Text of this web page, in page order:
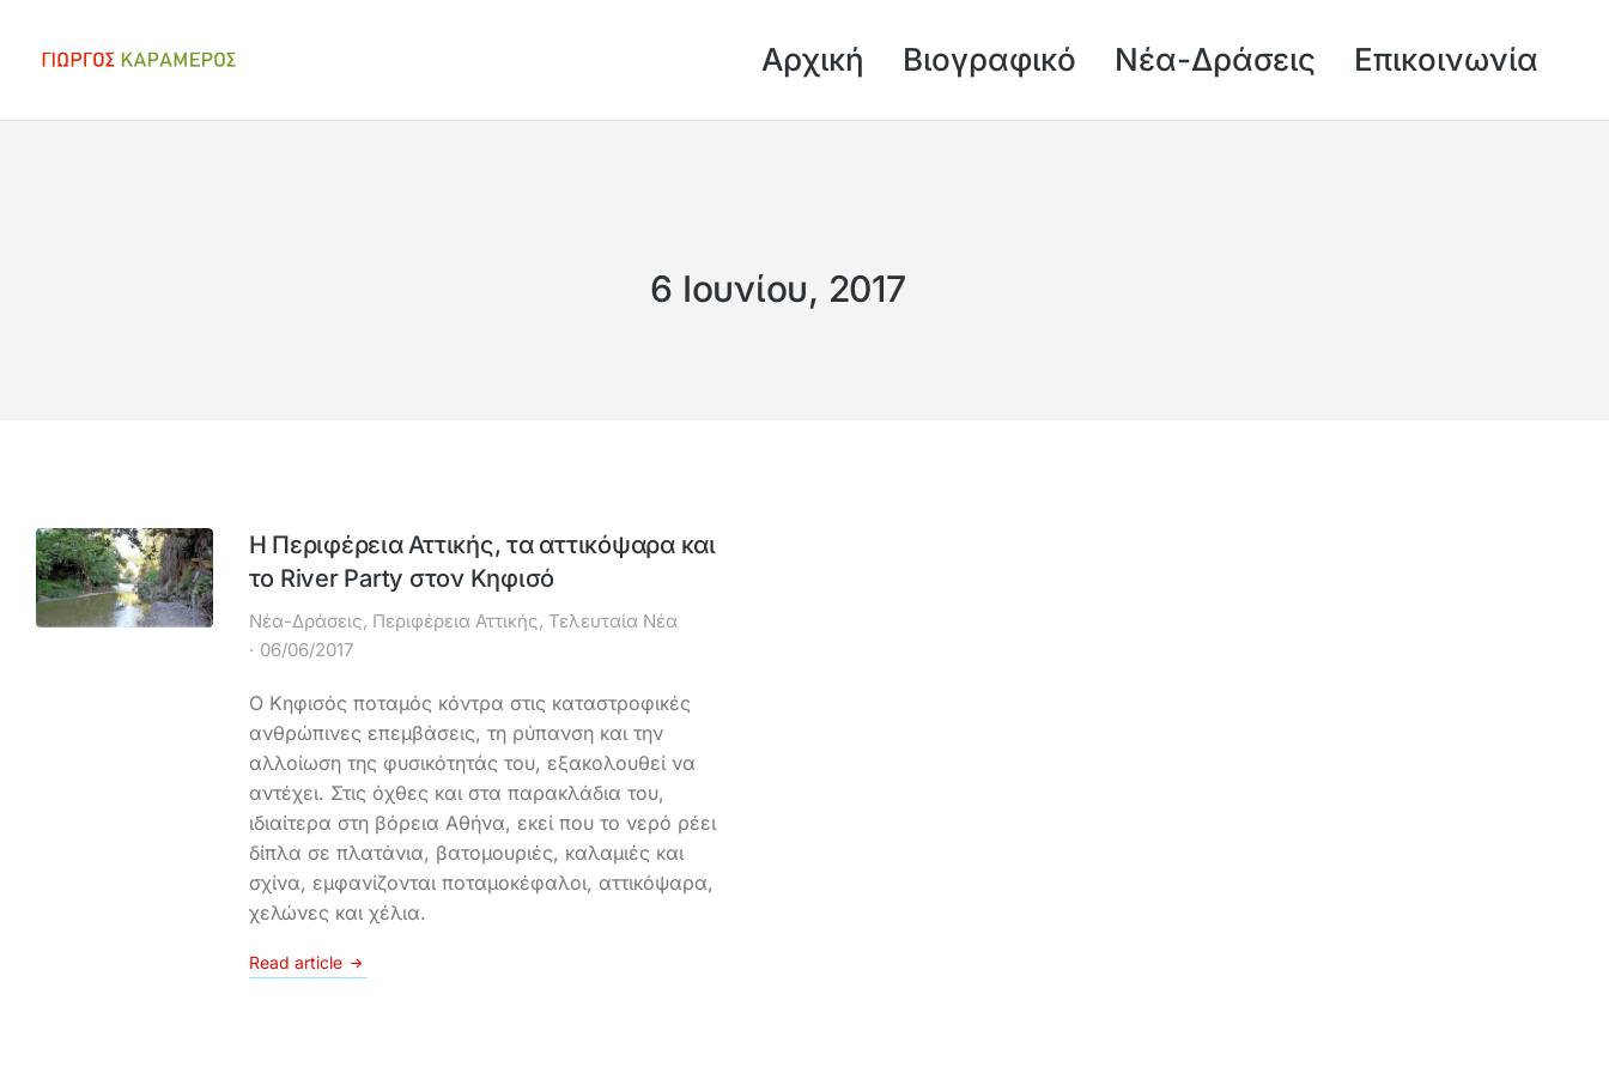
Αρχική Βιογραφικό Νέα-Δράσεις Επικοινωνία
6 Ιουνίου, 2017
Η Περιφέρεια Αττικής, τα αττικόψαρα και
το River Party στον Κηφισό
Νέα-Δράσεις, Περιφέρεια Αττικής, Τελευταία Νέα
06/06/2017
Ο Κηφισός ποταμός κόντρα στις καταστροφικές
ανθρώπινες επεμβάσεις, τη ρύπανση και την
αλλοίωση της φυσικότητάς του, εξακολουθεί να
αντέχει. Στις όχθες και στα παρακλάδια του,
ιδιαίτερα στη βόρεια Αθήνα, εκεί που το νερό ρέει
δίπλα σε πλατάνια, βατομουριές, καλαμιές και
σχίνα, εμφανίζονται ποταμοκέφαλοι, αττικόψαρα,
χελώνες και χέλια.
Read article